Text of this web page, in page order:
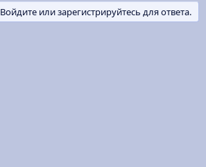
Войдите или зарегистрируйтесь для ответа.